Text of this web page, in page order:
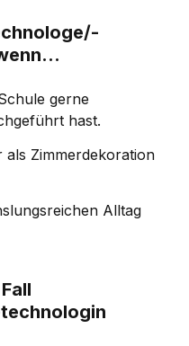
gerne
hast.
Zimmerdekoration
Alltag